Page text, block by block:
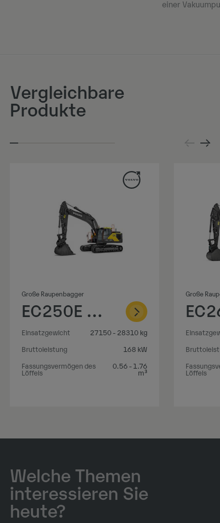
einer
Vergleichbare
Produkte
Große Raupenbagger
EC250E Hybrid
Einsatzgewicht
27150 - 28310 kg
Bruttoleistung
168 kW
Fassungsvermögen des
Löffels
0.56 - 1.76
m³
Große
Löffels
Welche Themen
interessieren Sie
heute?